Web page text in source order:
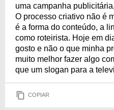
uma campanha
O processo criativo não é
é a forma do conteúdo, a
como roteirista. Hoje em
gosto e não o que minha
muito melhor fazer algo
que um slogan para a
COPIAR